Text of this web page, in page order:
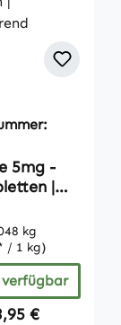
5mg -
|
kg
/ 1 kg)
Preis:
€